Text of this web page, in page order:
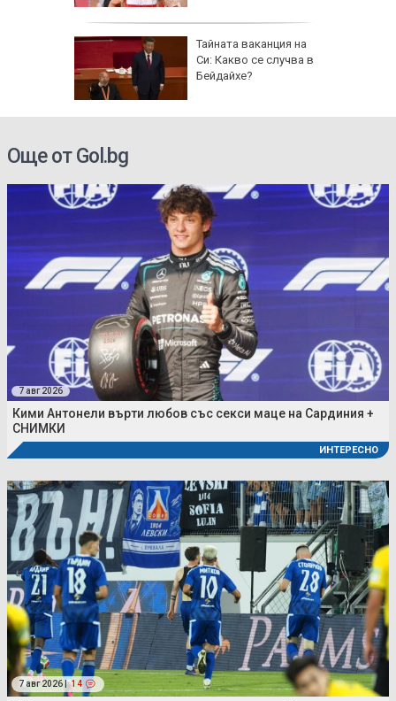
Тайната ваканция на
Си: Какво се случва в
Бейдайхе?
Още от Gol.bg
7 авг 2026
Кими Антонели върти любов със секси маце на Сардиния +
СНИМКИ
ИНТЕРЕСНО
7 авг 2026 | 14